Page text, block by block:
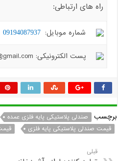
راه های ارتباطی:
شماره موبایل: 09194087937
پست الکترونیکی: hiradplast.co@gmail.com
برچسب
صندلی پلاستیکی پایه فلزی عمده
قیمت صندلی پلاستیکی پایه فلزی
قبلی